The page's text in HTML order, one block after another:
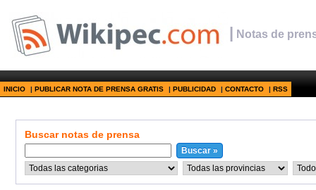
| Notas de
INICIO | PUBLICAR NOTA DE PRENSA GRATIS | PUBLICIDAD | CONTACTO | RSS
Buscar notas de prensa